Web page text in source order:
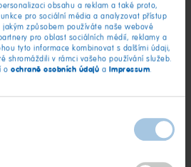
obsahu a reklam a také proto,
pro sociální média a analyzovat přístup
způsobem používáte naše webové
pro oblast sociálních médií, reklamy a
tyto informace kombinovat s dalšími údaji,
shromáždili v rámci vašeho používání služeb.
o ochraně osobních údajů a Impressum.